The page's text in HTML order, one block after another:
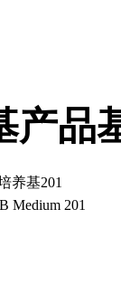
产品
养基201
Medium 201